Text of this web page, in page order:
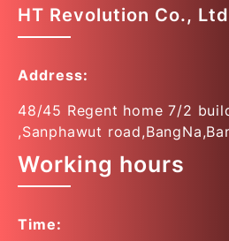
HT Revolution Co.,
Address:
48/45 Regent home 7/2
,Sanphawut
Working hours
Time: